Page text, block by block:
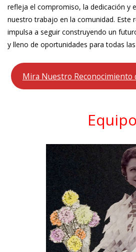
refleja el compromiso, la dedicación y
nuestro trabajo en la comunidad. Este
impulsa a seguir construyendo un
y lleno de oportunidades para todas
Mira Nuestro Reconocimiento
Equipo